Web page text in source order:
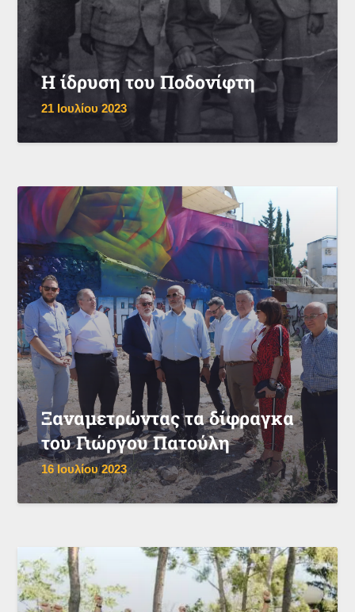
Η ίδρυση του Ποδονίφτη
21 Ιουλίου 2023
Ξαναμετρώντας τα δίφραγκα
του Γιώργου Πατούλη
16 Ιουλίου 2023